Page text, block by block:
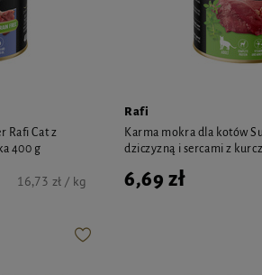
Rafi Cat z
400 g
16,73 zł / kg
Rafi
Karma mokra dla kotów
dziczyzną i sercami z
6,69 zł